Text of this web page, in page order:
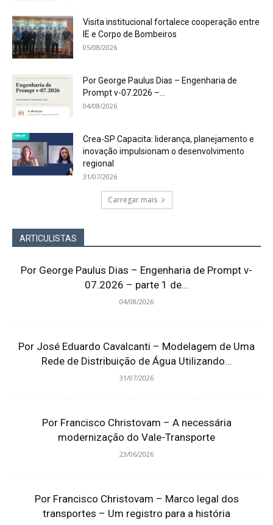
Visita institucional fortalece cooperação entre
IE e Corpo de Bombeiros
05/08/2026
Por George Paulus Dias – Engenharia de
Prompt v-07.2026 –...
04/08/2026
Crea-SP Capacita: liderança, planejamento e
inovação impulsionam o desenvolvimento
regional
31/07/2026
Carregar mais
ARTICULISTAS
Por George Paulus Dias – Engenharia de Prompt v-
07.2026 – parte 1 de...
04/08/2026
Por José Eduardo Cavalcanti – Modelagem de Uma
Rede de Distribuição de Água Utilizando...
31/07/2026
Por Francisco Christovam – A necessária
modernização do Vale-Transporte
23/06/2026
Por Francisco Christovam – Marco legal dos
transportes – Um registro para a história